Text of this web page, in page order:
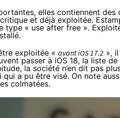
elles contiennent des
et déjà exploitée.
type « use after free ».
exploitée « avant iOS 17.2 »,
passer à iOS 18, la liste
la société n’en dit pas
a pu être visé. On note
colmatées.